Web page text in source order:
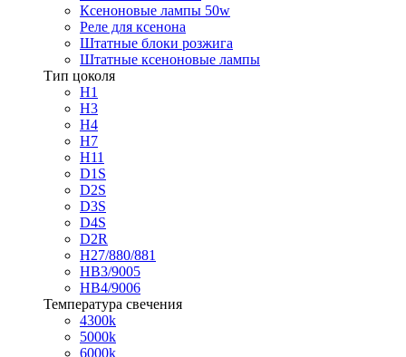
Ксеноновые лампы 50w
Реле для ксенона
Штатные блоки розжига
Штатные ксеноновые лампы
Тип цоколя
H1
H3
H4
H7
H11
D1S
D2S
D3S
D4S
D2R
H27/880/881
HB3/9005
HB4/9006
Температура свечения
4300k
5000k
6000k